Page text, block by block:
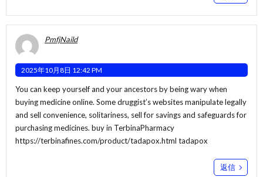
PmfjNaild
2025年10月8日 12:42 PM
You can keep yourself and your ancestors by being wary when
buying medicine online. Some druggist’s websites manipulate legally
and sell convenience, solitariness, sell for savings and safeguards for
purchasing medicines. buy in TerbinaPharmacy
https://terbinafines.com/product/tadapox.html tadapox
返信